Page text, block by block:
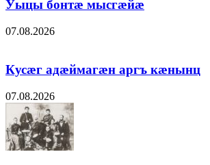
Уыцы бонтæ мысгæйæ
07.08.2026
Кусæг адæймагæн аргъ кæнынц
07.08.2026